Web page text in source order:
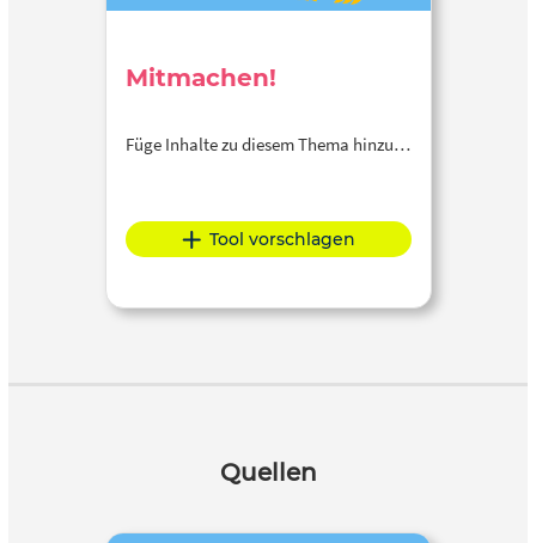
Mitmachen!
Füge Inhalte zu diesem Thema hinzu…
Tool vorschlagen
Quellen